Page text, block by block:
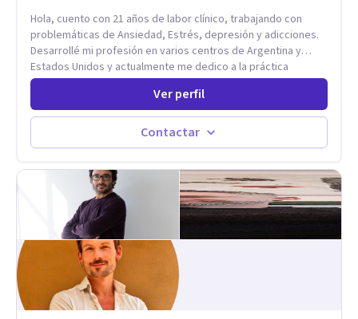
Hola, cuento con 21 años de labor clínico, trabajando con
problemáticas de Ansiedad, Estrés, depresión y adicciones.
Desarrollé mi profesión en varios centros de Argentina y
Estados Unidos y actualmente me dedico a la práctica
privada. Utilizo terapias cognitivas conductuales basadas en
evidencia científica con comprobados resultados. Los
objetivos terapéuticos están centrados en brindar
herramientas concretas para el cambio, que permitan
desarrollar nuevas habilidades y estrategias basadas en la
Ver perfil
Contactar